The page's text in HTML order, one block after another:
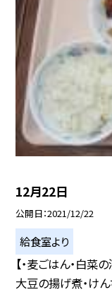
12月22日
公開日 2021/12/22
給食室より
【・麦ごはん・白菜
大豆の揚げ煮・け